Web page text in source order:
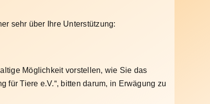
sehr über Ihre Unterstützung:
Möglichkeit vorstellen, wie Sie das
für Tiere e.V.“, bitten darum, in Erwägung zu